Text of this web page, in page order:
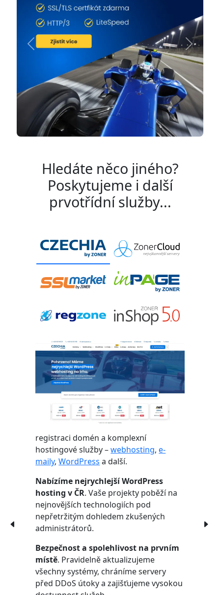
Previous Next
Hledáte něco jiného?
Poskytujeme i další
prvotřídní služby...
registraci domén a komplexní
hostingové služby –webhosting,e-
maily,WordPress a další.
Nabízíme nejrychlejší WordPress
hosting v ČR. Vaše projekty poběží na
nejnovějších technologiích pod
nepřetržitým dohledem zkušených
administrátorů.
Bezpečnost a spolehlivost na prvním
místě. Pravidelně aktualizujeme
všechny systémy, chráníme servery
před DDoS útoky a zajišťujeme vysokou